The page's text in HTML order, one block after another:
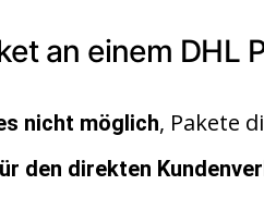
an einem DHL
nicht möglich, Pakete
den direkten